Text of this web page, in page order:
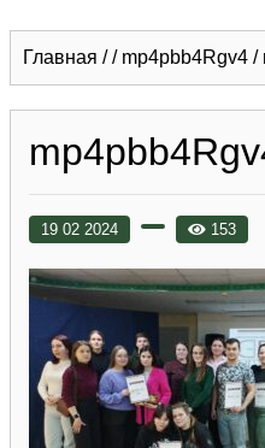
Главная // mp4pbb4Rgv4 /
19 02 2024 153